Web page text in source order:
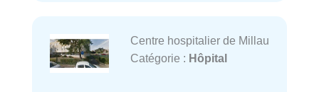
Centre hospitalier de Millau
Catégorie : Hôpital